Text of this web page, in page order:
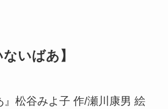
いばあ】
』松谷みよ子 作/瀬川康男 絵